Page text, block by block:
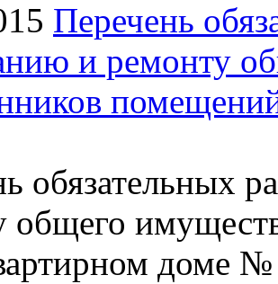
Перечень
и ремонту
обязательных
общего
доме